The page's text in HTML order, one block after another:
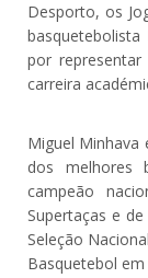
Desporto, os
por
carreira
Miguel Minhava
dos melhores
campeão
Supertaças e
Seleção
Basquetebol em